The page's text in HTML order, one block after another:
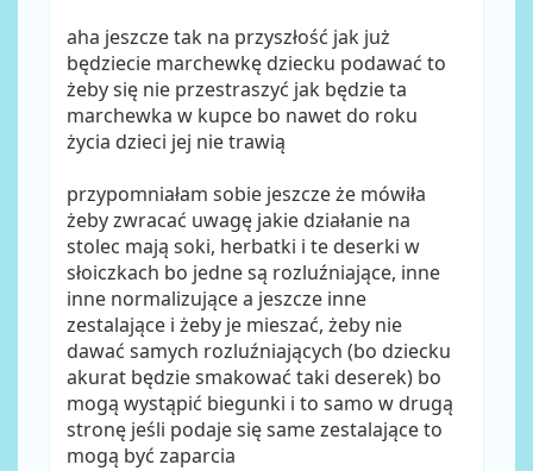
aha jeszcze tak na przyszłość jak już
będziecie marchewkę dziecku podawać to
żeby się nie przestraszyć jak będzie ta
marchewka w kupce bo nawet do roku
życia dzieci jej nie trawią
przypomniałam sobie jeszcze że mówiła
żeby zwracać uwagę jakie działanie na
stolec mają soki, herbatki i te deserki w
słoiczkach bo jedne są rozluźniające, inne
inne normalizujące a jeszcze inne
zestalające i żeby je mieszać, żeby nie
dawać samych rozluźniających (bo dziecku
akurat będzie smakować taki deserek) bo
mogą wystąpić biegunki i to samo w drugą
stronę jeśli podaje się same zestalające to
mogą być zaparcia